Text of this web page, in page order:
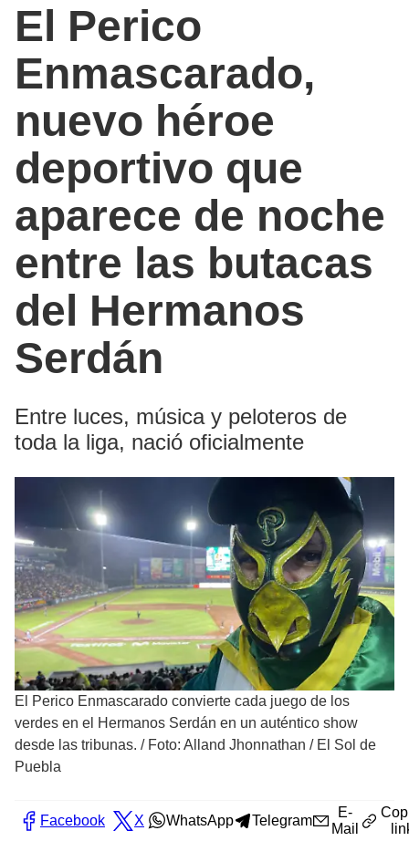
El Perico
Enmascarado,
nuevo héroe
deportivo que
aparece de noche
entre las butacas
del Hermanos
Serdán
Entre luces, música y peloteros de
toda la liga, nació oficialmente
El Perico Enmascarado convierte cada juego de los
verdes en el Hermanos Serdán en un auténtico show
desde las tribunas. / Foto: Alland Jhonnathan / El Sol de
Puebla
Facebook X WhatsApp Telegram
E-
Mail